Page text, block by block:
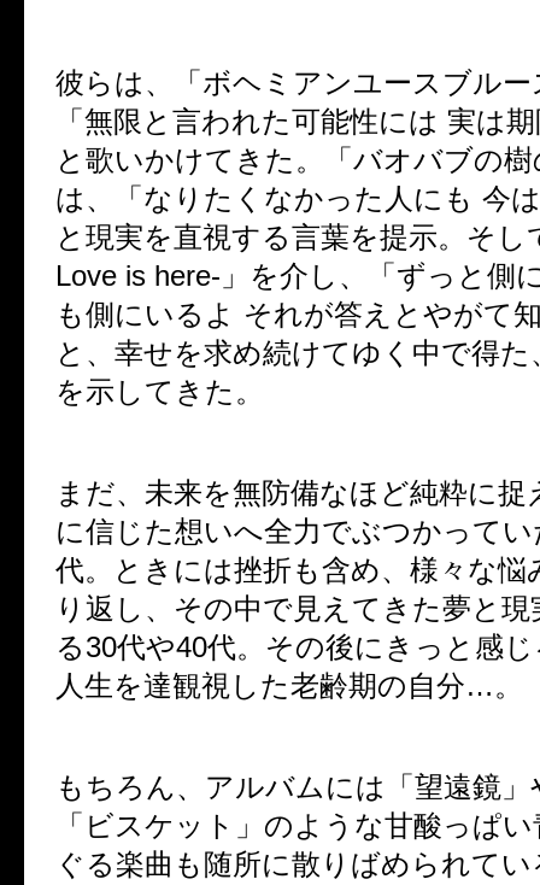
彼らは、「ボヘミアンユースブル
「無限と言われた可能性には 実は
と歌いかけてきた。「バオバブの
は、「なりたくなかった人にも 今
と現実を直視する言葉を提示。そし
Love is here-」を介し、「ずっと側
も側にいるよ それが答えとやがて
と、幸せを求め続けてゆく中で得
を示してきた。
まだ、未来を無防備なほど純粋に捉
に信じた想いへ全力でぶつかってい
代。ときには挫折も含め、様々な悩
り返し、その中で見えてきた夢と
る30代や40代。その後にきっと感
人生を達観視した老齢期の自分…。
もちろん、アルバムには「望遠鏡」
「ビスケット」のような甘酸っぱ
ぐる楽曲も随所に散りばめられて